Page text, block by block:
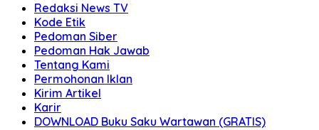
Redaksi News TV
Kode Etik
Pedoman Siber
Pedoman Hak Jawab
Tentang Kami
Permohonan Iklan
Kirim Artikel
Karir
DOWNLOAD Buku Saku Wartawan (GRATIS)